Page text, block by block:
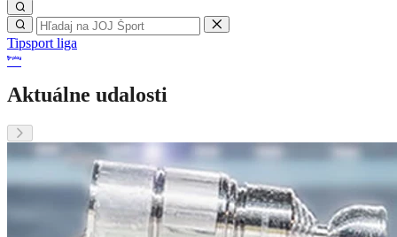
Tipsport liga
Aktuálne udalosti